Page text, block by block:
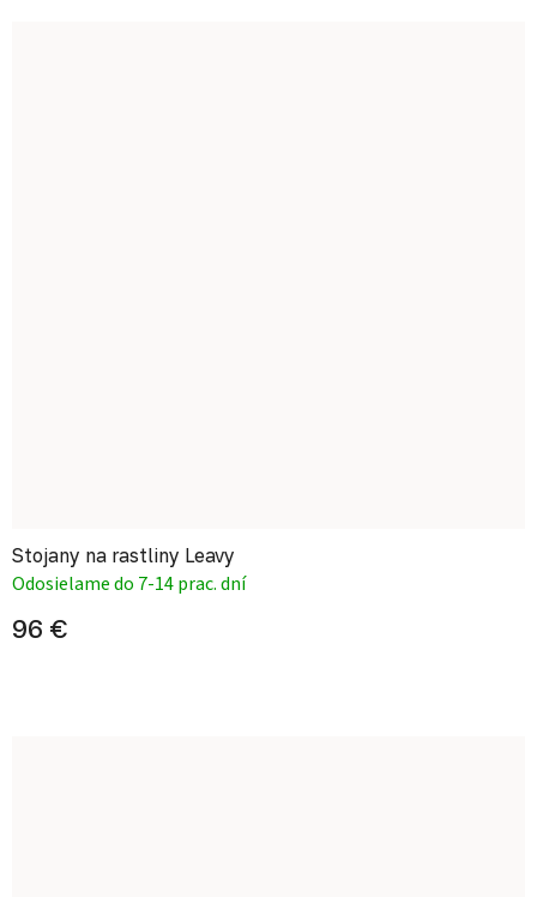
Stojany na rastliny Leavy
Odosielame do 7-14 prac. dní
96 €